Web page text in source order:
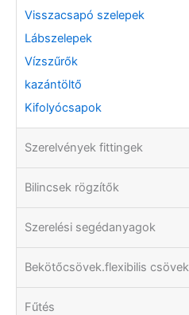
Visszacsapó szelepek
Lábszelepek
Vízszűrők
kazántöltő
Kifolyócsapok
Szerelvények fittingek
Bilincsek rögzítők
Szerelési segédanyagok
Bekötőcsövek.flexibilis csövek
Fűtés